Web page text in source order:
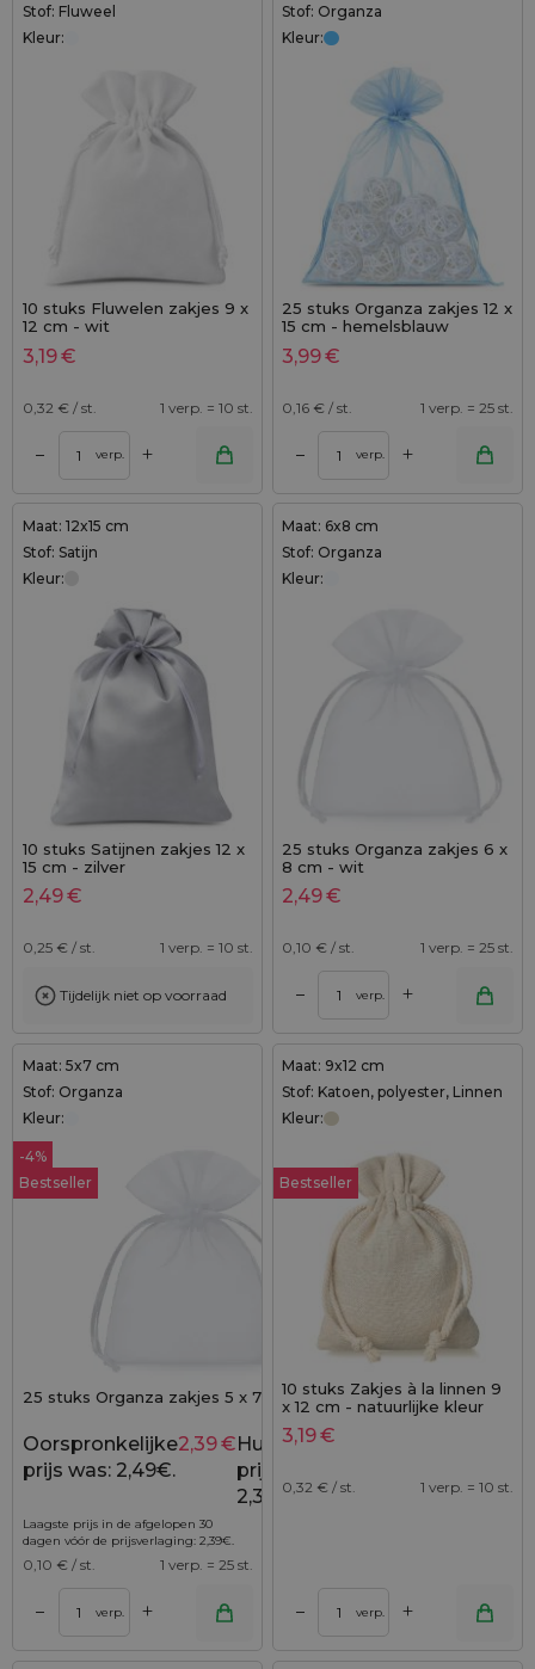
Stof: Fluweel
Kleur:
10 stuks Fluwelen zakjes 9 x
12 cm - wit
3,19€
0,32 € / st. 1 verp. = 10 st.
– verp. +
Stof: Organza
Kleur:
25 stuks Organza zakjes 12 x
15 cm - hemelsblauw
3,99€
0,16 € / st. 1 verp. = 25 st.
– verp. +
Maat: 12x15 cm
Stof: Satijn
Kleur:
10 stuks Satijnen zakjes 12 x
15 cm - zilver
2,49€
0,25 € / st. 1 verp. = 10 st.
Tijdelijk niet op voorraad
Maat: 6x8 cm
Stof: Organza
Kleur:
25 stuks Organza zakjes 6 x
8 cm - wit
2,49€
0,10 € / st. 1 verp. = 25 st.
– verp. +
Maat: 5x7 cm
Stof: Organza
Kleur:
Bestseller
-4%
25 stuks Organza zakjes 5 x 7 cm - wit
2,49
Oorspronkelijke
prijs was: 2,49€.
2,39€ Huidige
prijs is:
2,39€.
Laagste prijs in de afgelopen 30
dagen vóór de prijsverlaging: 2,39€.
0,10 € / st. 1 verp. = 25 st.
– verp. +
Maat: 9x12 cm
Stof: Katoen, polyester, Linnen
Kleur:
Bestseller
10 stuks Zakjes à la linnen 9
x 12 cm - natuurlijke kleur
3,19€
0,32 € / st. 1 verp. = 10 st.
– verp. +